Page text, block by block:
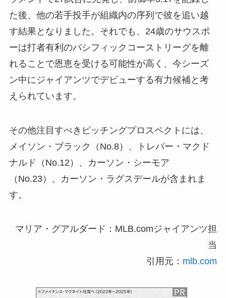
た後、他の若手投手が組織内の序列で彼を追い越
す結果となりました。それでも、24歳のサウスポ
ーは打者有利のパシフィックコーストリーグを離
れることで恩恵を受ける可能性が高く、今シーズ
ン中にジャイアンツでデビューする有力候補と考
えられています。
その他注目すべきピッチングプロスペクトには、
メイソン・ブラック（No.8）、トレバー・マクド
ナルド（No.12）、カーソン・シーモア
（No.23）、カーソン・ラグスデールが含まれま
す。
マリア・グアルダード：MLB.comジャイアンツ担
当
引用元： mlb.com